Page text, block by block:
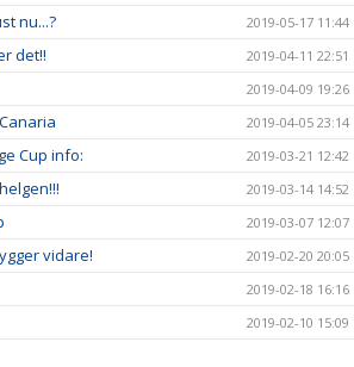
nu...? 2019-05-17 11:44
det!! 2019-04-11 22:51
2019-04-09 19:26
2019-04-05 23:14
Cup info: 2019-03-21 12:42
2019-03-14 14:52
2019-03-07 12:07
vidare! 2019-02-20 20:05
2019-02-18 16:16
2019-02-10 15:09